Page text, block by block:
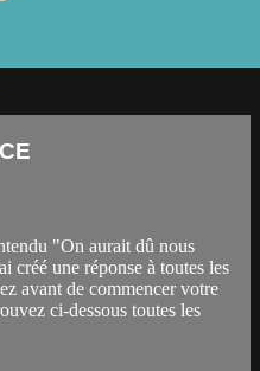
"On aurait dû nous
créé une réponse à toutes les
avant de commencer votre
ci-dessous toutes les